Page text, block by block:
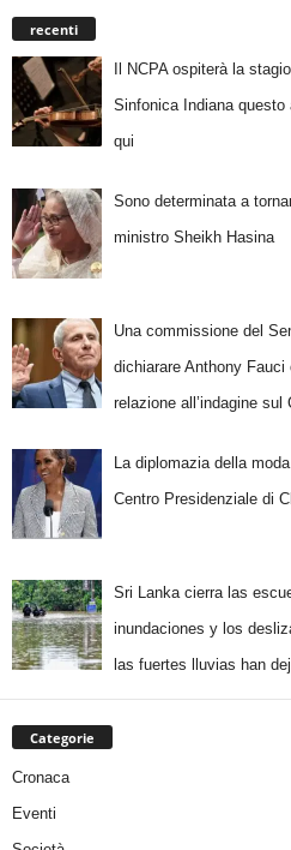
recenti
Il NCPA ospiterà la
Sinfonica Indiana
qui
Sono determinata a
ministro Sheikh Hasina
Una commissione del
dichiarare Anthony
relazione all’indagine sul
La diplomazia della
Centro Presidenziale di
Sri Lanka cierra las
inundaciones y los
las fuertes lluvias han
Categorie
Cronaca
Eventi